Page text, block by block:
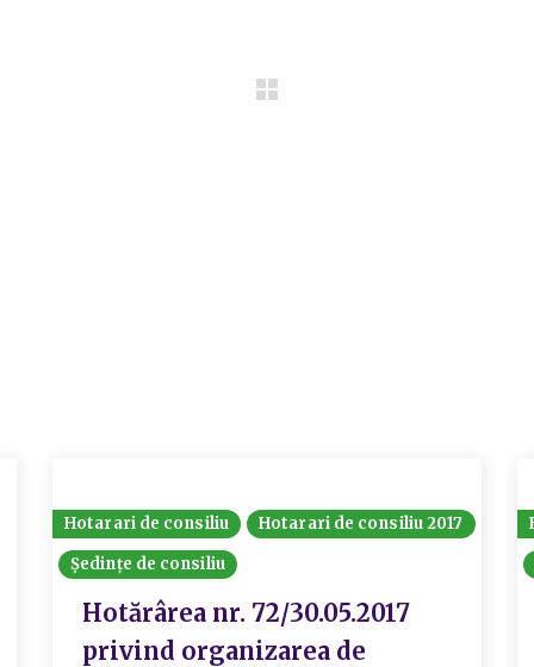
Hotarari de consiliu
Hotarari de consiliu 2017
Ședințe de consiliu
Hotărârea nr. 72/30.05.2017
privind organizarea de